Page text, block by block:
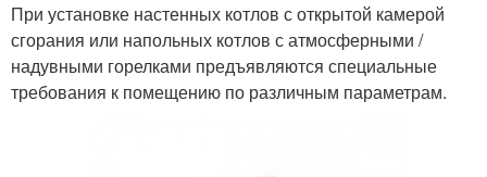
При установке настенных котлов с открытой камерой
сгорания или напольных котлов с атмосферными /
надувными горелками предъявляются специальные
требования к помещению по различным параметрам.